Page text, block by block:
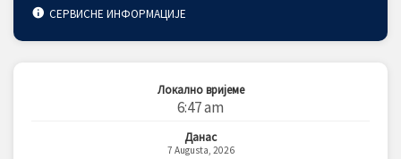
СЕРВИСНЕ ИНФОРМАЦИЈЕ
Локално вријеме
6:47 am
Данас
7 Augusta, 2026